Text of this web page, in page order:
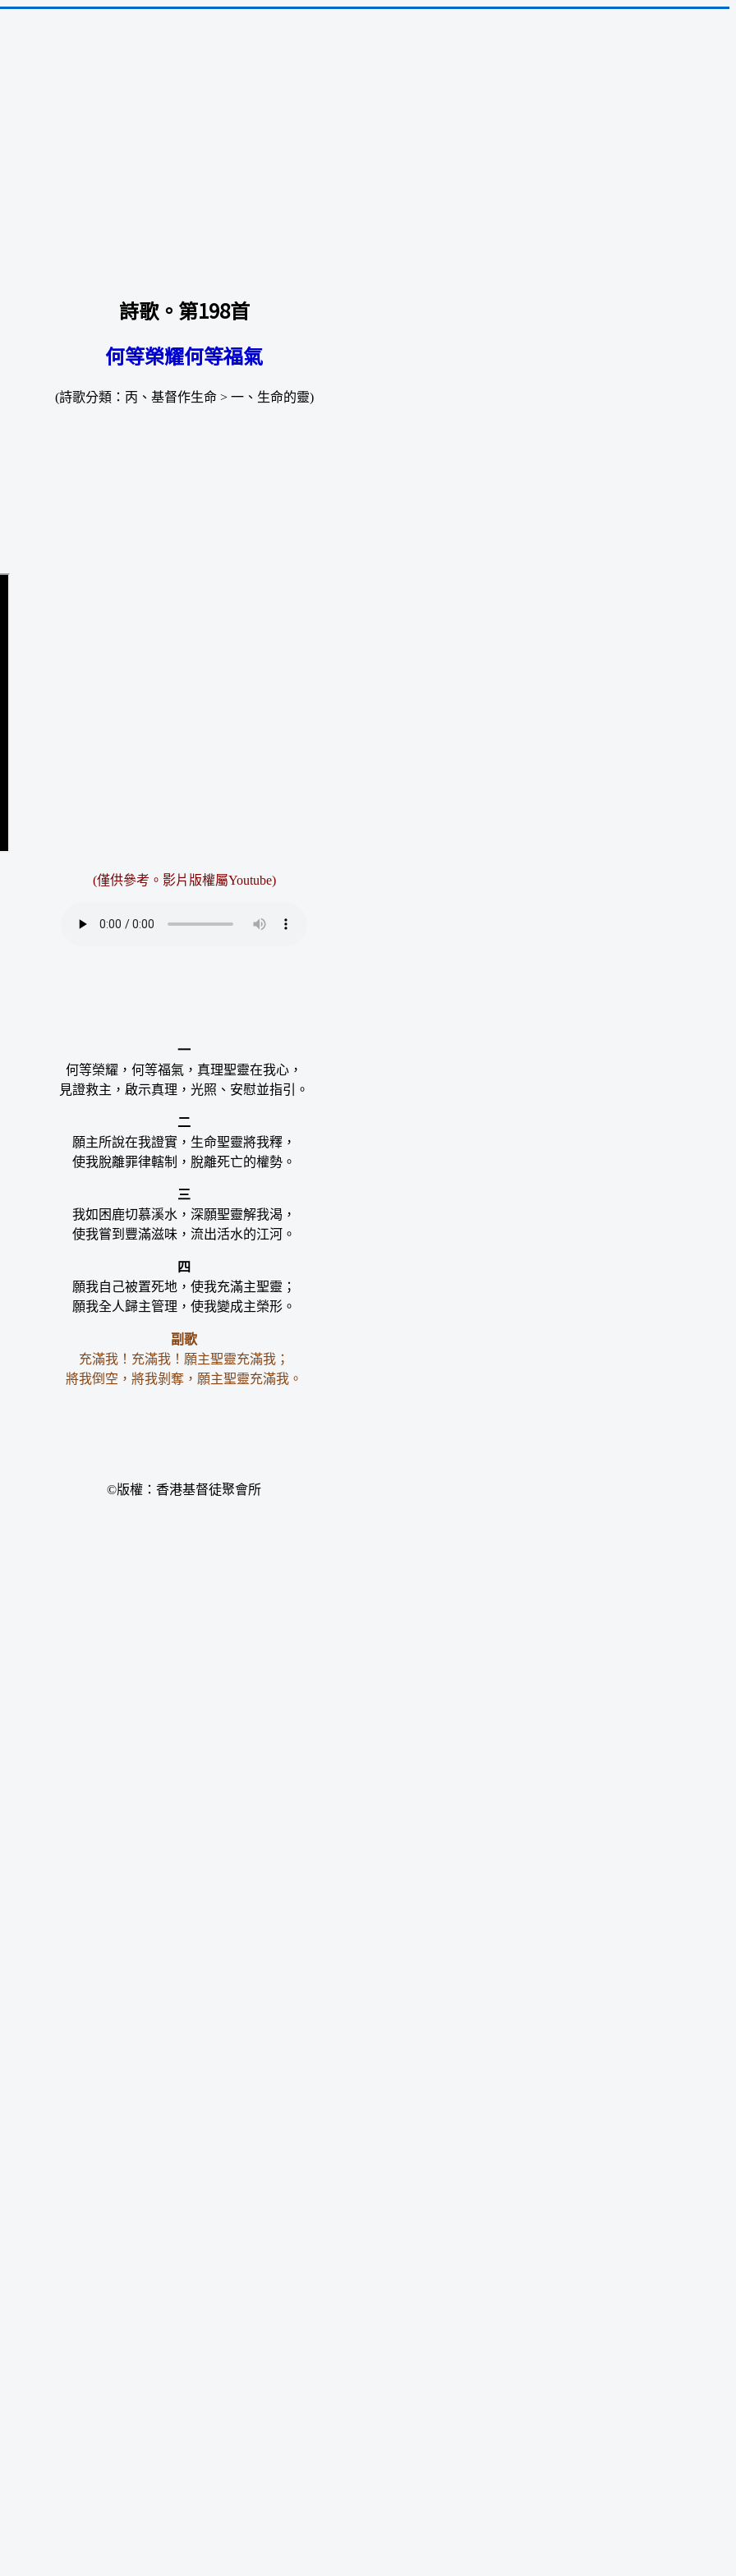
詩歌。第198首
何等榮耀何等福氣
(詩歌分類：丙、基督作生命 > 一、生命的靈)
(僅供參考。 影片版權屬Youtube)
一
何等榮耀，何等福氣，真理聖靈在我心，
見證救主，啟示真理，光照、安慰並指引。
二
願主所說在我證實，生命聖靈將我釋，
使我脫離罪律轄制，脫離死亡的權勢。
三
我如困鹿切慕溪水，深願聖靈解我渴，
使我嘗到豐滿滋味，流出活水的江河。
四
願我自己被置死地，使我充滿主聖靈；
願我全人歸主管理，使我變成主榮形。
副歌
充滿我！充滿我！願主聖靈充滿我；
將我倒空，將我剝奪，願主聖靈充滿我。
©版權：香港基督徒聚會所